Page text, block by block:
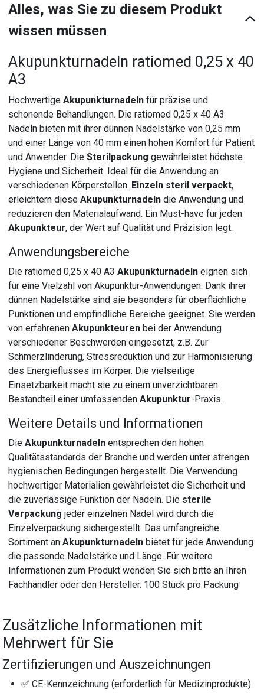
Alles, was Sie zu diesem Produkt
wissen müssen
Akupunkturnadeln ratiomed 0,25 x 40
A3
HochwertigeAkupunkturnadeln für präzise und
schonende Behandlungen. Die ratiomed 0,25 x 40 A3
Nadeln bieten mit ihrer dünnen Nadelstärke von 0,25 mm
und einer Länge von 40 mm einen hohen Komfort für Patient
und Anwender. DieSterilpackung gewährleistet höchste
Hygiene und Sicherheit. Ideal für die Anwendung an
verschiedenen Körperstellen. Einzeln steril verpackt,
erleichtern dieseAkupunkturnadeln die Anwendung und
reduzieren den Materialaufwand. Ein Must-have für jeden
Akupunkteur, der Wert auf Qualität und Präzision legt.
Anwendungsbereiche
Die ratiomed 0,25 x 40 A3Akupunkturnadeln eignen sich
für eine Vielzahl von Akupunktur-Anwendungen. Dank ihrer
dünnen Nadelstärke sind sie besonders für oberflächliche
Punktionen und empfindliche Bereiche geeignet. Sie werden
von erfahrenenAkupunkteuren bei der Anwendung
verschiedener Beschwerden eingesetzt, z.B. Zur
Schmerzlinderung, Stressreduktion und zur Harmonisierung
des Energieflusses im Körper. Die vielseitige
Einsetzbarkeit macht sie zu einem unverzichtbaren
Bestandteil einer umfassendenAkupunktur-Praxis.
Weitere Details und Informationen
DieAkupunkturnadeln entsprechen den hohen
Qualitätsstandards der Branche und werden unter strengen
hygienischen Bedingungen hergestellt. Die Verwendung
hochwertiger Materialien gewährleistet die Sicherheit und
die zuverlässige Funktion der Nadeln. Die sterile
Verpackung jeder einzelnen Nadel wird durch die
Einzelverpackung sichergestellt. Das umfangreiche
Sortiment anAkupunkturnadeln bietet für jede Anwendung
die passende Nadelstärke und Länge. Für weitere
Informationen zum Produkt wenden Sie sich bitte an Ihren
Fachhändler oder den Hersteller. 100 Stück pro Packung
Zusätzliche Informationen mit
Mehrwert für Sie
Zertifizierungen und Auszeichnungen
✅ CE-Kennzeichnung (erforderlich für Medizinprodukte)